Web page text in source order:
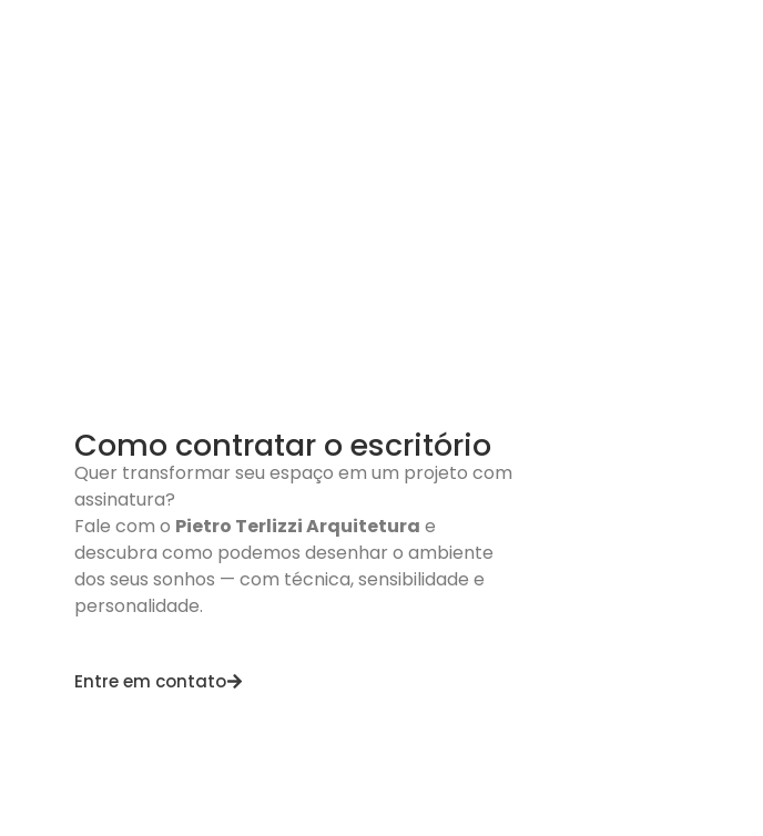
Como contratar o escritório
Quer transformar seu espaço em um projeto com
assinatura?
Fale com o Pietro Terlizzi Arquitetura e
descubra como podemos desenhar o ambiente
dos seus sonhos — com técnica, sensibilidade e
personalidade.
Entre em contato